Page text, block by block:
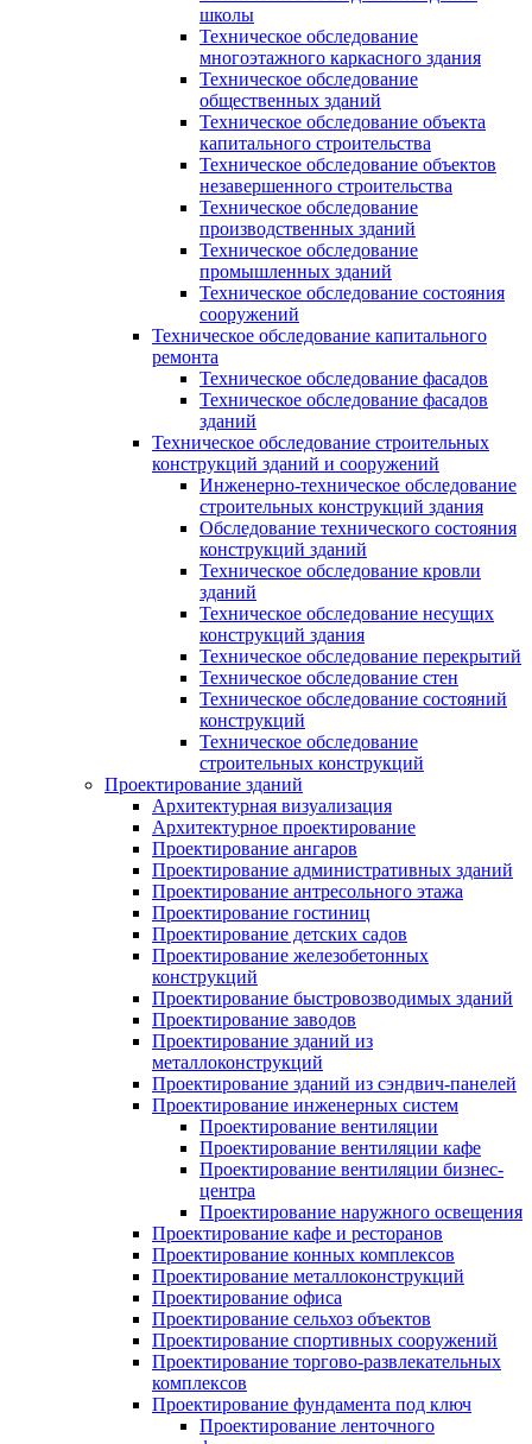
школы
Техническое обследование
многоэтажного каркасного здания
Техническое обследование
общественных зданий
Техническое обследование объекта
капитального строительства
Техническое обследование объектов
незавершенного строительства
Техническое обследование
производственных зданий
Техническое обследование
промышленных зданий
Техническое обследование состояния
сооружений
Техническое обследование капитального
ремонта
Техническое обследование фасадов
Техническое обследование фасадов
зданий
Техническое обследование строительных
конструкций зданий и сооружений
Инженерно-техническое обследование
строительных конструкций здания
Обследование технического состояния
конструкций зданий
Техническое обследование кровли
зданий
Техническое обследование несущих
конструкций здания
Техническое обследование перекрытий
Техническое обследование стен
Техническое обследование состояний
конструкций
Техническое обследование
строительных конструкций
Проектирование зданий
Архитектурная визуализация
Архитектурное проектирование
Проектирование ангаров
Проектирование административных зданий
Проектирование антресольного этажа
Проектирование гостиниц
Проектирование детских садов
Проектирование железобетонных
конструкций
Проектирование быстровозводимых зданий
Проектирование заводов
Проектирование зданий из
металлоконструкций
Проектирование зданий из сэндвич-панелей
Проектирование инженерных систем
Проектирование вентиляции
Проектирование вентиляции кафе
Проектирование вентиляции бизнес-
центра
Проектирование наружного освещения
Проектирование кафе и ресторанов
Проектирование конных комплексов
Проектирование металлоконструкций
Проектирование офиса
Проектирование сельхоз объектов
Проектирование спортивных сооружений
Проектирование торгово-развлекательных
комплексов
Проектирование фундамента под ключ
Проектирование ленточного